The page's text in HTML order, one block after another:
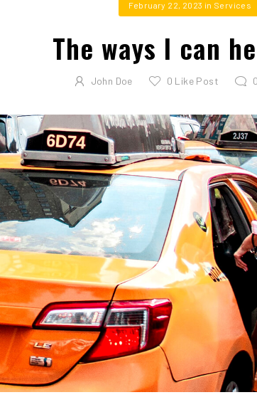
February 22, 2023 in Services
The ways I can
John Doe 0 Like Post 0